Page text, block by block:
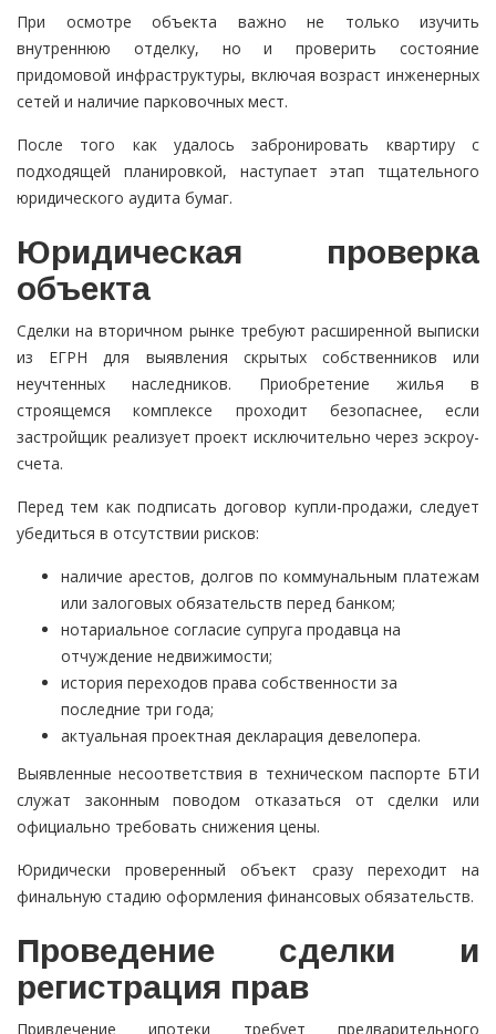
При осмотре объекта важно не только изучить
внутреннюю отделку, но и проверить состояние
придомовой инфраструктуры, включая возраст инженерных
сетей и наличие парковочных мест.
После того как удалось забронировать квартиру с
подходящей планировкой, наступает этап тщательного
юридического аудита бумаг.
Юридическая проверка
объекта
Сделки на вторичном рынке требуют расширенной выписки
из ЕГРН для выявления скрытых собственников или
неучтенных наследников. Приобретение жилья в
строящемся комплексе проходит безопаснее, если
застройщик реализует проект исключительно через эскроу-
счета.
Перед тем как подписать договор купли-продажи, следует
убедиться в отсутствии рисков:
наличие арестов, долгов по коммунальным платежам
или залоговых обязательств перед банком;
нотариальное согласие супруга продавца на
отчуждение недвижимости;
история переходов права собственности за
последние три года;
актуальная проектная декларация девелопера.
Выявленные несоответствия в техническом паспорте БТИ
служат законным поводом отказаться от сделки или
официально требовать снижения цены.
Юридически проверенный объект сразу переходит на
финальную стадию оформления финансовых обязательств.
Проведение сделки и
регистрация прав
Привлечение ипотеки требует предварительного